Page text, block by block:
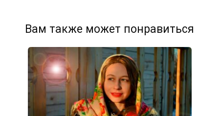
Вам также может понравиться